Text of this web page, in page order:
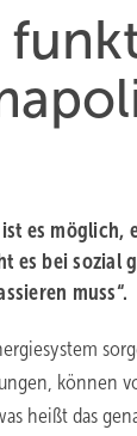
es möglich,
es bei sozial
muss“.
können
heißt das